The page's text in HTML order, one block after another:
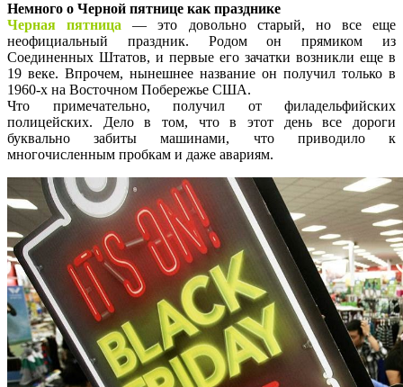
Немного о Черной пятнице как празднике
Черная пятница — это довольно старый, но все еще
неофициальный праздник. Родом он прямиком из
Соединенных Штатов, и первые его зачатки возникли еще в
19 веке. Впрочем, нынешнее название он получил только в
1960-х на Восточном Побережье США.
Что примечательно, получил от филадельфийских
полицейских. Дело в том, что в этот день все дороги
буквально забиты машинами, что приводило к
многочисленным пробкам и даже авариям.